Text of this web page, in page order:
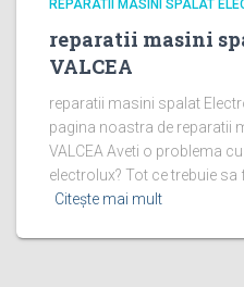
REPARATII MASINI SPALAT
reparatii masini
VALCEA
reparatii masini spalat
pagina noastra de reparatii
VALCEA Aveti o problema
electrolux? Tot ce trebuie
Citește mai mult